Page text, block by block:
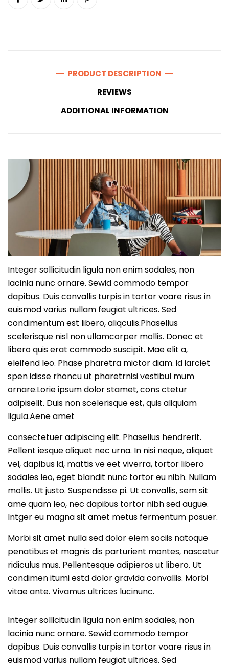
PRODUCT DESCRIPTION
REVIEWS
ADDITIONAL INFORMATION
Integer sollicitudin ligula non enim sodales, non
lacinia nunc ornare. Sewid commodo tempor
dapibus. Duis convallis turpis in tortor voare risus in
euismod varius nullam feugiat ultrices. Sed
condimentum est libero, aliqculis.Phasellus
scelerisque nisl non ullamcorper mollis. Donec et
libero quis erat commodo suscipit. Mae elit a,
eleifend leo. Phase pharetra mictor diam. id iarciet
spen idisse rhoncu ut pharetrnisi vestibul mum
ornare.Lorie ipsum dolor stamet, cons ctetur
adipiselit. Duis non scelerisque est, quis aliquiam
ligula.Aene amet
consectetuer adipiscing elit. Phasellus hendrerit.
Pellent iesque aliquet nec urna. In nisi neque, aliquet
vel, dapibus id, mattis ve eet viverra, tortor libero
sodales leo, eget blandit nunc tortor eu nibh. Nullam
mollis. Ut justo. Suspendisse pi. Ut convallis, sem sit
ame quam leo, nec dapibus tortor nibh sed augue.
Intger eu magna sit amet metus fermentum posuer.
Morbi sit amet nulla sed dolor elem sociis natoque
penatibus et magnis dis parturient montes, nascetur
ridiculus mus. Pellentesque adipieros ut libero. Ut
condimen itumi estd dolor gravida convallis. Morbi
vitae ante. Vivamus ultrices lucinunc.
Integer sollicitudin ligula non enim sodales, non
lacinia nunc ornare. Sewid commodo tempor
dapibus. Duis convallis turpis in tortor voare risus in
euismod varius nullam feugiat ultrices. Sed